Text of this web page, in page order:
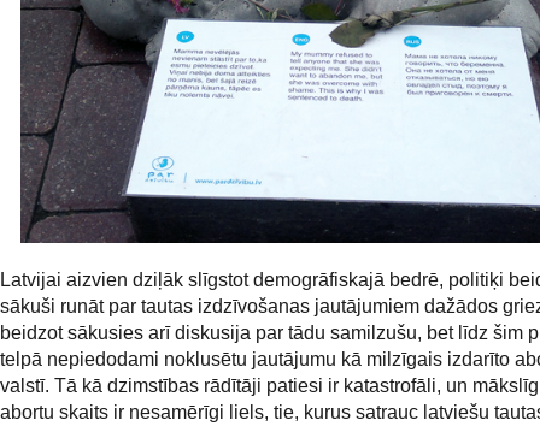
Latvijai aizvien dziļāk slīgstot demogrāfiskajā bedrē, politiķi
sākuši runāt par tautas izdzīvošanas jautājumiem dažādos
beidzot sākusies arī diskusija par tādu samilzušu, bet līdz šim
telpā nepiedodami noklusētu jautājumu kā milzīgais izdarīto
valstī. Tā kā dzimstības rādītāji patiesi ir katastrofāli, un
abortu skaits ir nesamērīgi liels, tie, kurus satrauc latviešu